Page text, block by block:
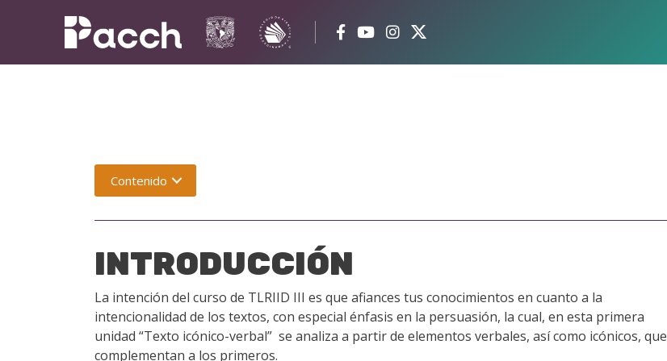
Contenido
INTRODUCCIÓN
La intención del curso de TLRIID III es que afiances tus conocimientos en cuanto a la
intencionalidad de los textos, con especial énfasis en la persuasión, la cual, en esta primera
unidad “Texto icónico-verbal” se analiza a partir de elementos verbales, así como icónicos, que
complementan a los primeros.